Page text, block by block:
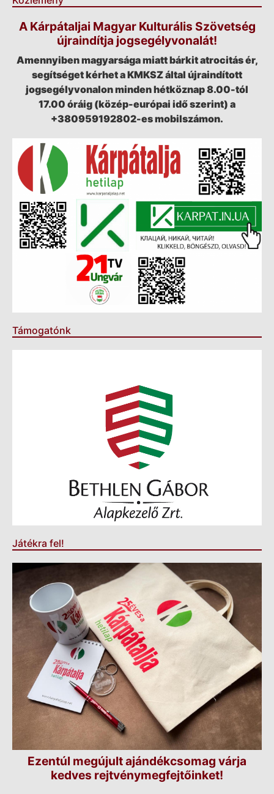
A Kárpátaljai Magyar Kulturális Szövetség
újraindítja jogsegélyvonalát!
Amennyiben magyarsága miatt bárkit atrocitás ér,
segítséget kérhet a KMKSZ által újraindított
jogsegélyvonalon minden hétköznap 8.00-tól
17.00 óráig (közép-európai idő szerint) a
+380959192802-es mobilszámon.
Támogatónk
Játékra fel!
Ezentúl megújult ajándékcsomag várja
kedves rejtvénymegfejtőinket!